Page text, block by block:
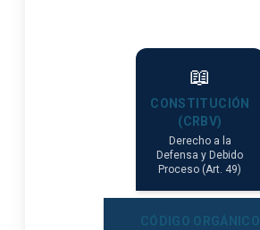
📖
CONSTITUCIÓN
(CRBV)
Derecho a la
Defensa y Debido
Proceso (Art. 49)
CÓDIGO ORGÁNICO